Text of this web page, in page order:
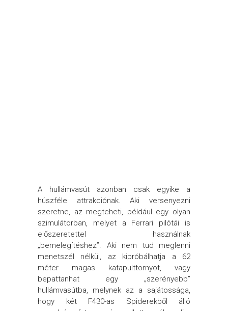
A hullámvasút azonban csak egyike a
húszféle attrakciónak. Aki versenyezni
szeretne, az megteheti, például egy olyan
szimulátorban, melyet a Ferrari pilótái is
előszeretettel használnak
„bemelegítéshez”. Aki nem tud meglenni
menetszél nélkül, az kipróbálhatja a 62
méter magas katapulttornyot, vagy
bepattanhat egy „szerényebb”
hullámvasútba, melynek az a sajátossága,
hogy két F430-as Spiderekből álló